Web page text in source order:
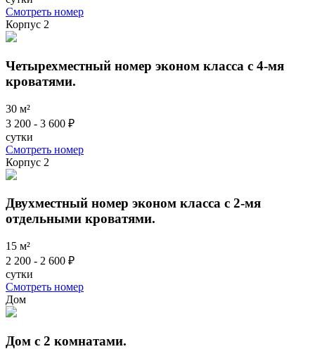
Смотреть номер
Корпус 2
Четырехместный номер эконом класса с 4-мя
кроватями.
30 м²
3 200 - 3 600 ₽
сутки
Смотреть номер
Корпус 2
Двухместный номер эконом класса с 2-мя
отдельными кроватями.
15 м²
2 200 - 2 600 ₽
сутки
Смотреть номер
Дом
Дом с 2 комнатами.